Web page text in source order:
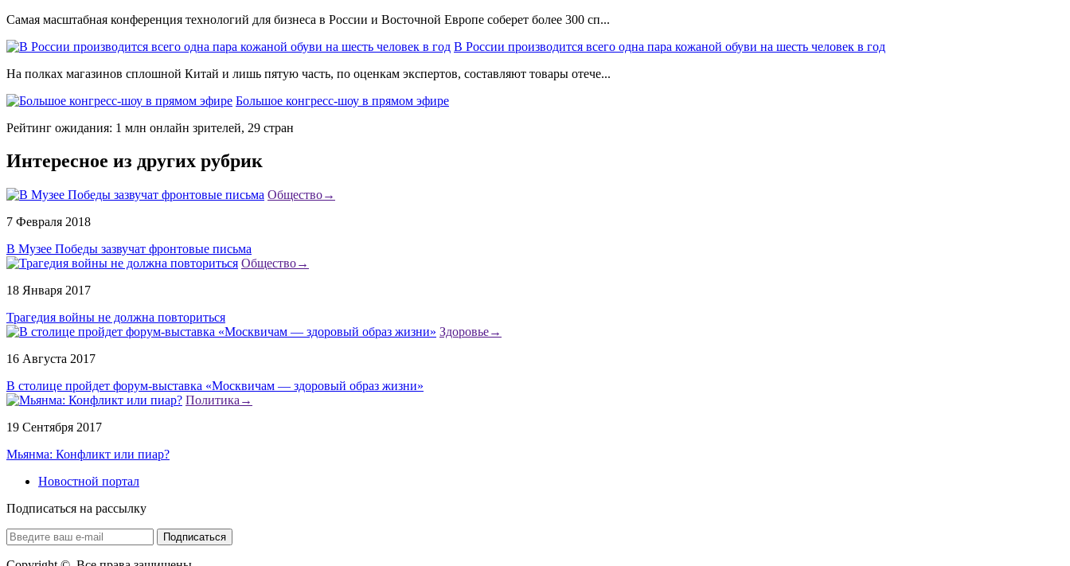
Самая масштабная конференция технологий для бизнеса в России и Восточной Европе соберет более 300 сп...
В России производится всего одна пара кожаной обуви на шесть человек в год
На полках магазинов сплошной Китай и лишь пятую часть, по оценкам экспертов, составляют товары отече...
Большое конгресс-шоу в прямом эфире
Рейтинг ожидания: 1 млн онлайн зрителей, 29 стран
Интересное из других рубрик
Общество→
7 Февраля 2018
В Музее Победы зазвучат фронтовые письма
Общество→
18 Января 2017
Трагедия войны не должна повториться
Здоровье→
16 Августа 2017
В столице пройдет форум-выставка «Москвичам — здоровый образ жизни»
Политика →
19 Сентября 2017
Мьянма: Конфликт или пиар?
Новостной портал
Подписаться на рассылку